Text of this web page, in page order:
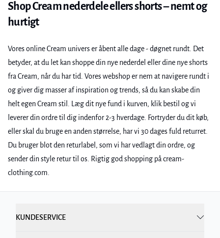
Shop Cream nederdele ellers shorts – nemt og
hurtigt
Vores online Cream univers er åbent alle dage - døgnet rundt. Det
betyder, at du let kan shoppe din nye nederdel eller dine nye shorts
fra Cream, når du har tid. Vores webshop er nem at navigere rundt i
og giver dig masser af inspiration og trends, så du kan skabe din
helt egen Cream stil. Læg dit nye fund i kurven, klik bestil og vi
leverer din ordre til dig indenfor 2-3 hverdage. Fortryder du dit køb,
eller skal du bruge en anden størrelse, har vi 30 dages fuld returret.
Du bruger blot den returlabel, som vi har vedlagt din ordre, og
sender din style retur til os. Rigtig god shopping på cream-
clothing.com.
KUNDESERVICE